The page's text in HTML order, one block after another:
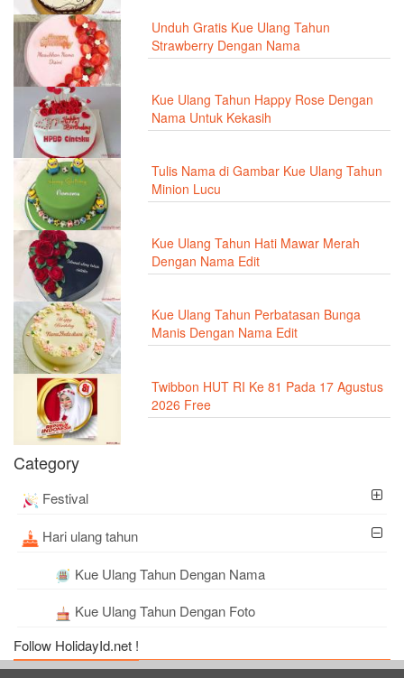
Unduh Gratis Kue Ulang Tahun
Strawberry Dengan Nama
Kue Ulang Tahun Happy Rose Dengan
Nama Untuk Kekasih
Tulis Nama di Gambar Kue Ulang Tahun
Minion Lucu
Kue Ulang Tahun Hati Mawar Merah
Dengan Nama Edit
Kue Ulang Tahun Perbatasan Bunga
Manis Dengan Nama Edit
Twibbon HUT RI Ke 81 Pada 17 Agustus
2026 Free
Category
Festival
Hari ulang tahun
Kue Ulang Tahun Dengan Nama
Kue Ulang Tahun Dengan Foto
Follow HolidayId.net !